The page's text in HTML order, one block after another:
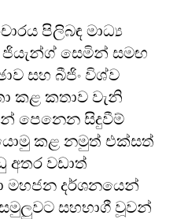
පිලිබඳ මාධ්‍ය
සෙමින් සමඟ
සහ බීජිං විශ්ව
කළ කතාව වැනි
පෙනෙන සිදුවීම්
කළ නමුත් එක්සත්
වඩාත්
මහජන දර්ශනයෙන්
සමුලුවට සහභාගී වූවන්